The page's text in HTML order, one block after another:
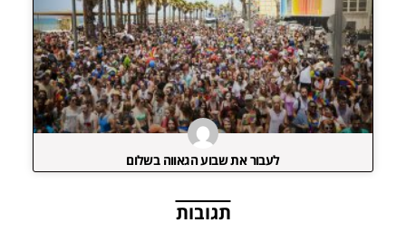
לעבור את שבוע הגאווה בשלום
תגובות